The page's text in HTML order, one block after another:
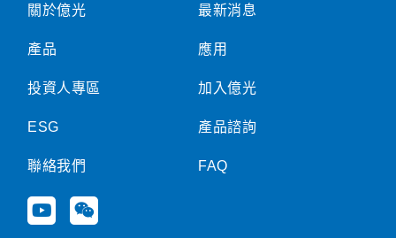
關於億光
產品
投資人專區
ESG
聯絡我們
Y
o
W
e
最新消息
應用
加入億光
產品諮詢
FAQ